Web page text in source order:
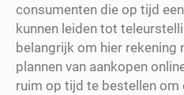
consumenten die op tijd
kunnen leiden tot
belangrijk om hier rekening
plannen van aankopen
ruim op tijd te bestellen om